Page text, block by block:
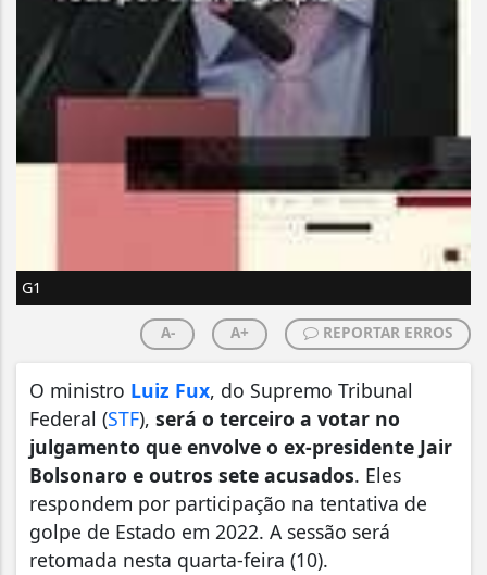
G1
A- A+ REPORTAR ERROS
O ministro Luiz Fux, do Supremo Tribunal
Federal (STF), será o terceiro a votar no
julgamento que envolve o ex-presidente Jair
Bolsonaro e outros sete acusados. Eles
respondem por participação na tentativa de
golpe de Estado em 2022. A sessão será
retomada nesta quarta-feira (10).